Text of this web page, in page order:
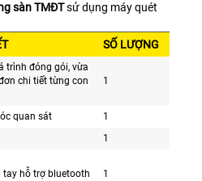
sàn TMĐTsử dụng máy quét
SỐ LƯỢNG
trình đóng gói, vừa
chi tiết từng con
1
quan sát
1
1
tay hỗ trợ bluetooth 1